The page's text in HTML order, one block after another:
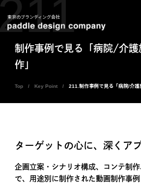
東京のブランディング会社
制作事例で見る「病院/介護
作」
Top Key Point 211.制作事例で見る「病院/介護
ターゲットの心に、深くア
企画立案・シナリオ構成、コンテ制
で、用途別に制作された動画制作事例